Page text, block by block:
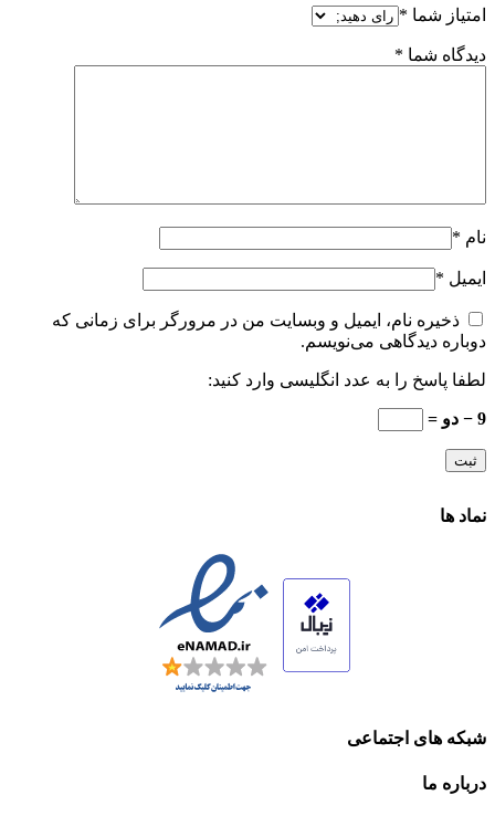
امتیاز شما *
دیدگاه شما *
نام *
ایمیل *
ذخیره نام، ایمیل و وبسایت من در مرورگر برای زمانی که
دوباره دیدگاهی می‌نویسم.
لطفا پاسخ را به عدد انگلیسی وارد کنید:
9 − دو =
نماد ها
شبکه های اجتماعی
درباره ما